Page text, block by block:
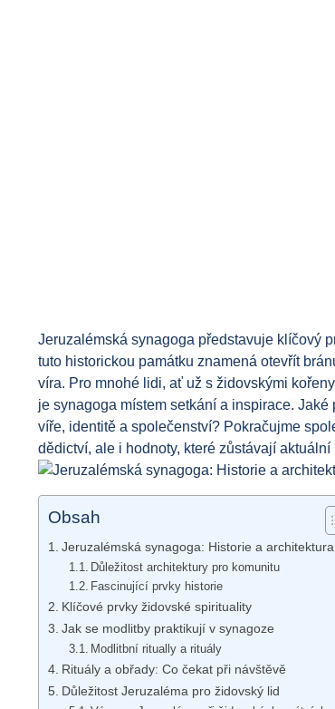
Jeruzalémská synagoga představuje klíčový
tuto historickou památku znamená otevřít
víra. Pro mnohé lidi, ať už s židovskými
je synagoga místem setkání a inspirace.
víře, identitě a společenství? Pokračujme
dědictví, ale i hodnoty, které zůstávají aktuální
Obsah
Jeruzalémská synagoga: Historie a architektura
Důležitost architektury pro komunitu
Fascinující prvky historie
Klíčové prvky židovské spirituality
Jak se modlitby praktikují v synagoze
Modlitbní ritually a rituály
Rituály a obřady: Co čekat při návštěvě
Důležitost Jeruzaléma pro židovský lid